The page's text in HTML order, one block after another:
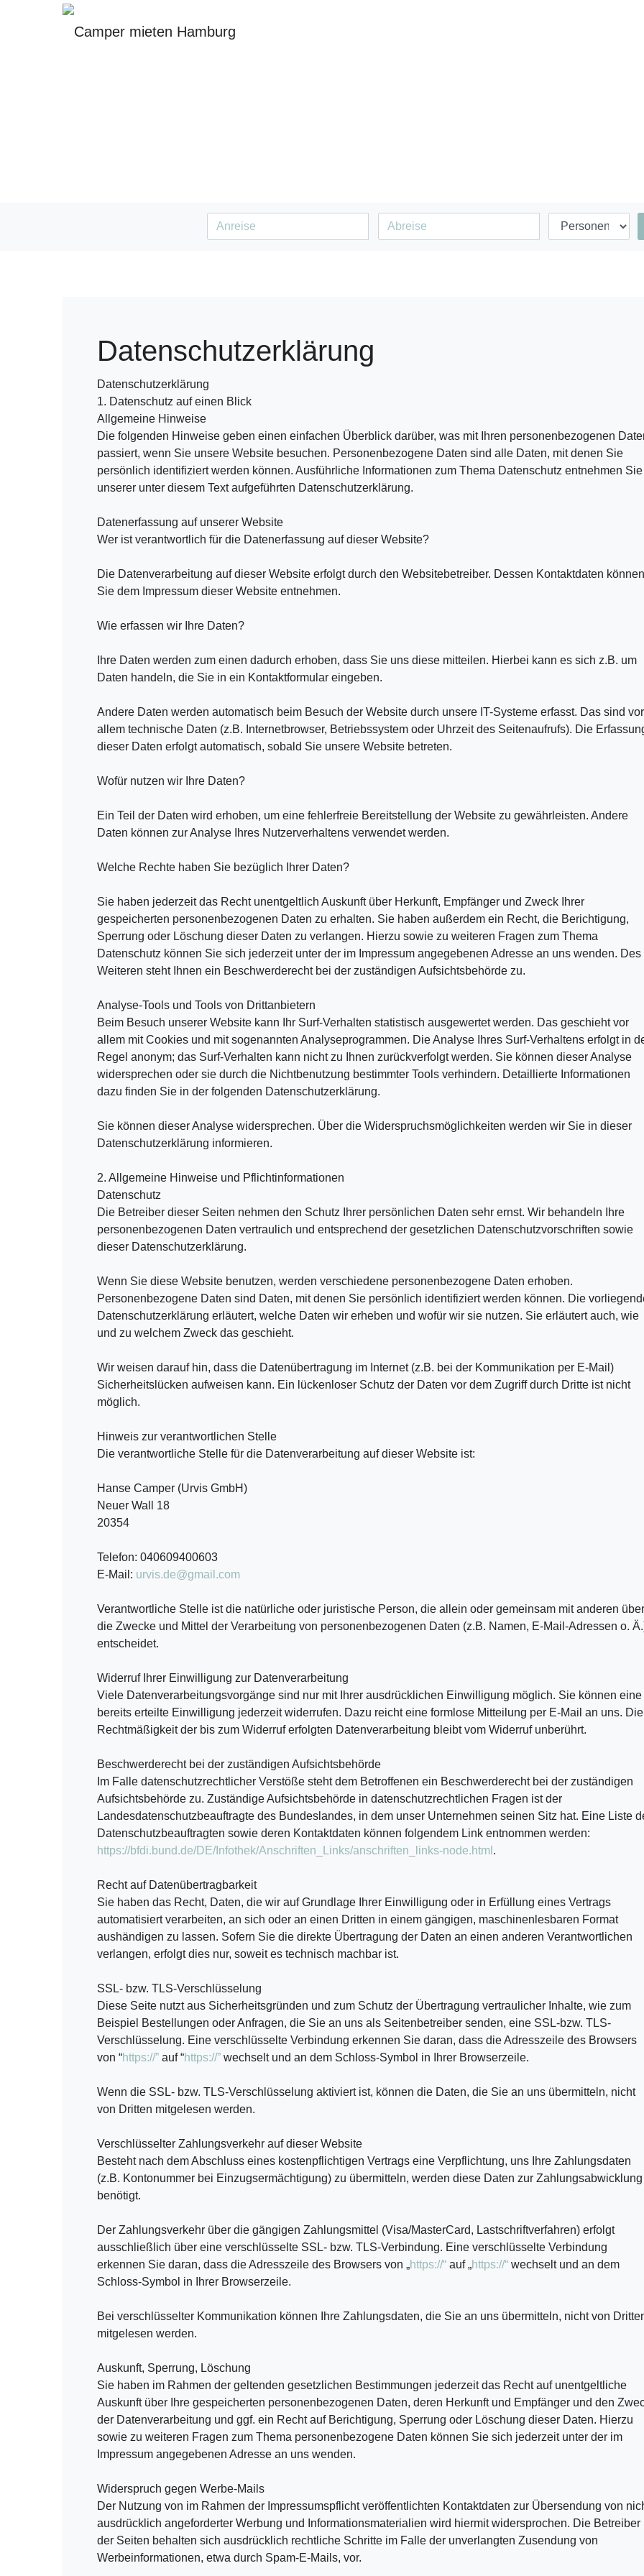
Datenschutzerklärung
Datenschutzerklärung
1. Datenschutz auf einen Blick
Allgemeine Hinweise
Die folgenden Hinweise geben einen einfachen Überblick darüber, was mit Ihren personenbezogenen
passiert, wenn Sie unsere Website besuchen. Personenbezogene Daten sind alle Daten, mit denen Sie
persönlich identifiziert werden können. Ausführliche Informationen zum Thema Datenschutz entnehmen Sie
unserer unter diesem Text aufgeführten Datenschutzerklärung.
Datenerfassung auf unserer Website
Wer ist verantwortlich für die Datenerfassung auf dieser Website?
Die Datenverarbeitung auf dieser Website erfolgt durch den Websitebetreiber. Dessen Kontaktdaten können
Sie dem Impressum dieser Website entnehmen.
Wie erfassen wir Ihre Daten?
Ihre Daten werden zum einen dadurch erhoben, dass Sie uns diese mitteilen. Hierbei kann es sich z.B. um
Daten handeln, die Sie in ein Kontaktformular eingeben.
Andere Daten werden automatisch beim Besuch der Website durch unsere IT-Systeme erfasst. Das sind vor
allem technische Daten (z.B. Internetbrowser, Betriebssystem oder Uhrzeit des Seitenaufrufs). Die
dieser Daten erfolgt automatisch, sobald Sie unsere Website betreten.
Wofür nutzen wir Ihre Daten?
Ein Teil der Daten wird erhoben, um eine fehlerfreie Bereitstellung der Website zu gewährleisten. Andere
Daten können zur Analyse Ihres Nutzerverhaltens verwendet werden.
Welche Rechte haben Sie bezüglich Ihrer Daten?
Sie haben jederzeit das Recht unentgeltlich Auskunft über Herkunft, Empfänger und Zweck Ihrer
gespeicherten personenbezogenen Daten zu erhalten. Sie haben außerdem ein Recht, die Berichtigung,
Sperrung oder Löschung dieser Daten zu verlangen. Hierzu sowie zu weiteren Fragen zum Thema
Datenschutz können Sie sich jederzeit unter der im Impressum angegebenen Adresse an uns wenden. Des
Weiteren steht Ihnen ein Beschwerderecht bei der zuständigen Aufsichtsbehörde zu.
Analyse-Tools und Tools von Drittanbietern
Beim Besuch unserer Website kann Ihr Surf-Verhalten statistisch ausgewertet werden. Das geschieht vor
allem mit Cookies und mit sogenannten Analyseprogrammen. Die Analyse Ihres Surf-Verhaltens erfolgt in
Regel anonym; das Surf-Verhalten kann nicht zu Ihnen zurückverfolgt werden. Sie können dieser Analyse
widersprechen oder sie durch die Nichtbenutzung bestimmter Tools verhindern. Detaillierte Informationen
dazu finden Sie in der folgenden Datenschutzerklärung.
Sie können dieser Analyse widersprechen. Über die Widerspruchsmöglichkeiten werden wir Sie in dieser
Datenschutzerklärung informieren.
2. Allgemeine Hinweise und Pflichtinformationen
Datenschutz
Die Betreiber dieser Seiten nehmen den Schutz Ihrer persönlichen Daten sehr ernst. Wir behandeln Ihre
personenbezogenen Daten vertraulich und entsprechend der gesetzlichen Datenschutzvorschriften sowie
dieser Datenschutzerklärung.
Wenn Sie diese Website benutzen, werden verschiedene personenbezogene Daten erhoben.
Personenbezogene Daten sind Daten, mit denen Sie persönlich identifiziert werden können. Die
Datenschutzerklärung erläutert, welche Daten wir erheben und wofür wir sie nutzen. Sie erläutert auch, wie
und zu welchem Zweck das geschieht.
Wir weisen darauf hin, dass die Datenübertragung im Internet (z.B. bei der Kommunikation per E-Mail)
Sicherheitslücken aufweisen kann. Ein lückenloser Schutz der Daten vor dem Zugriff durch Dritte ist nicht
möglich.
Hinweis zur verantwortlichen Stelle
Die verantwortliche Stelle für die Datenverarbeitung auf dieser Website ist:
Hanse Camper (Urvis GmbH)
Neuer Wall 18
20354
Telefon: 040609400603
E-Mail: urvis.de@gmail.com
Verantwortliche Stelle ist die natürliche oder juristische Person, die allein oder gemeinsam mit anderen über
die Zwecke und Mittel der Verarbeitung von personenbezogenen Daten (z.B. Namen, E-Mail-Adressen o.
entscheidet.
Widerruf Ihrer Einwilligung zur Datenverarbeitung
Viele Datenverarbeitungsvorgänge sind nur mit Ihrer ausdrücklichen Einwilligung möglich. Sie können eine
bereits erteilte Einwilligung jederzeit widerrufen. Dazu reicht eine formlose Mitteilung per E-Mail an uns. Die
Rechtmäßigkeit der bis zum Widerruf erfolgten Datenverarbeitung bleibt vom Widerruf unberührt.
Beschwerderecht bei der zuständigen Aufsichtsbehörde
Im Falle datenschutzrechtlicher Verstöße steht dem Betroffenen ein Beschwerderecht bei der zuständigen
Aufsichtsbehörde zu. Zuständige Aufsichtsbehörde in datenschutzrechtlichen Fragen ist der
Landesdatenschutzbeauftragte des Bundeslandes, in dem unser Unternehmen seinen Sitz hat. Eine Liste
Datenschutzbeauftragten sowie deren Kontaktdaten können folgendem Link entnommen werden:
https://bfdi.bund.de/DE/Infothek/Anschriften_Links/anschriften_links-node.html .
Recht auf Datenübertragbarkeit
Sie haben das Recht, Daten, die wir auf Grundlage Ihrer Einwilligung oder in Erfüllung eines Vertrags
automatisiert verarbeiten, an sich oder an einen Dritten in einem gängigen, maschinenlesbaren Format
aushändigen zu lassen. Sofern Sie die direkte Übertragung der Daten an einen anderen Verantwortlichen
verlangen, erfolgt dies nur, soweit es technisch machbar ist.
SSL- bzw. TLS-Verschlüsselung
Diese Seite nutzt aus Sicherheitsgründen und zum Schutz der Übertragung vertraulicher Inhalte, wie zum
Beispiel Bestellungen oder Anfragen, die Sie an uns als Seitenbetreiber senden, eine SSL-bzw. TLS-
Verschlüsselung. Eine verschlüsselte Verbindung erkennen Sie daran, dass die Adresszeile des Browsers
von “https://” auf “https://” wechselt und an dem Schloss-Symbol in Ihrer Browserzeile.
Wenn die SSL- bzw. TLS-Verschlüsselung aktiviert ist, können die Daten, die Sie an uns übermitteln, nicht
von Dritten mitgelesen werden.
Verschlüsselter Zahlungsverkehr auf dieser Website
Besteht nach dem Abschluss eines kostenpflichtigen Vertrags eine Verpflichtung, uns Ihre Zahlungsdaten
(z.B. Kontonummer bei Einzugsermächtigung) zu übermitteln, werden diese Daten zur Zahlungsabwicklung
benötigt.
Der Zahlungsverkehr über die gängigen Zahlungsmittel (Visa/MasterCard, Lastschriftverfahren) erfolgt
ausschließlich über eine verschlüsselte SSL- bzw. TLS-Verbindung. Eine verschlüsselte Verbindung
erkennen Sie daran, dass die Adresszeile des Browsers von „https://“ auf „https://“ wechselt und an dem
Schloss-Symbol in Ihrer Browserzeile.
Bei verschlüsselter Kommunikation können Ihre Zahlungsdaten, die Sie an uns übermitteln, nicht von
mitgelesen werden.
Auskunft, Sperrung, Löschung
Sie haben im Rahmen der geltenden gesetzlichen Bestimmungen jederzeit das Recht auf unentgeltliche
Auskunft über Ihre gespeicherten personenbezogenen Daten, deren Herkunft und Empfänger und den
der Datenverarbeitung und ggf. ein Recht auf Berichtigung, Sperrung oder Löschung dieser Daten. Hierzu
sowie zu weiteren Fragen zum Thema personenbezogene Daten können Sie sich jederzeit unter der im
Impressum angegebenen Adresse an uns wenden.
Widerspruch gegen Werbe-Mails
Der Nutzung von im Rahmen der Impressumspflicht veröffentlichten Kontaktdaten zur Übersendung von
ausdrücklich angeforderter Werbung und Informationsmaterialien wird hiermit widersprochen. Die Betreiber
der Seiten behalten sich ausdrücklich rechtliche Schritte im Falle der unverlangten Zusendung von
Werbeinformationen, etwa durch Spam-E-Mails, vor.